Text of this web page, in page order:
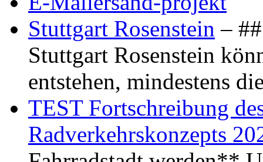
Stuttgart Rosenstein –
Stuttgart Rosenstein
entstehen, mindestens
TEST Fortschreibung
Radverkehrskonzepts